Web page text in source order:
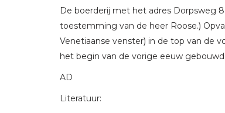
De boerderij met het adres Dorpsweg
toestemming van de heer Roose.)
Venetiaanse venster) in de top van de
het begin van de vorige eeuw
AD
Literatuur: